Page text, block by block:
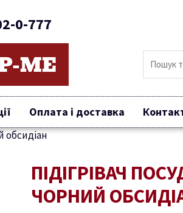
0-777
Оплата і доставка
обсидіан
ПІДІГРІВАЧ
ЧОРНИЙ
Підігрівач
посуду
та